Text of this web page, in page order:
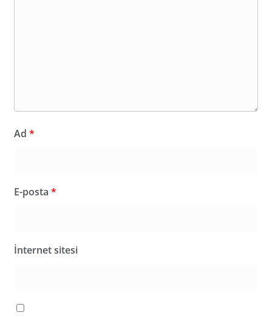
Ad *
E-posta *
İnternet sitesi